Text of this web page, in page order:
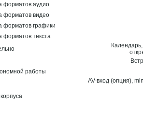
форматов аудио
форматов видео
форматов графики
форматов текста
работы
AV-вход (опция),